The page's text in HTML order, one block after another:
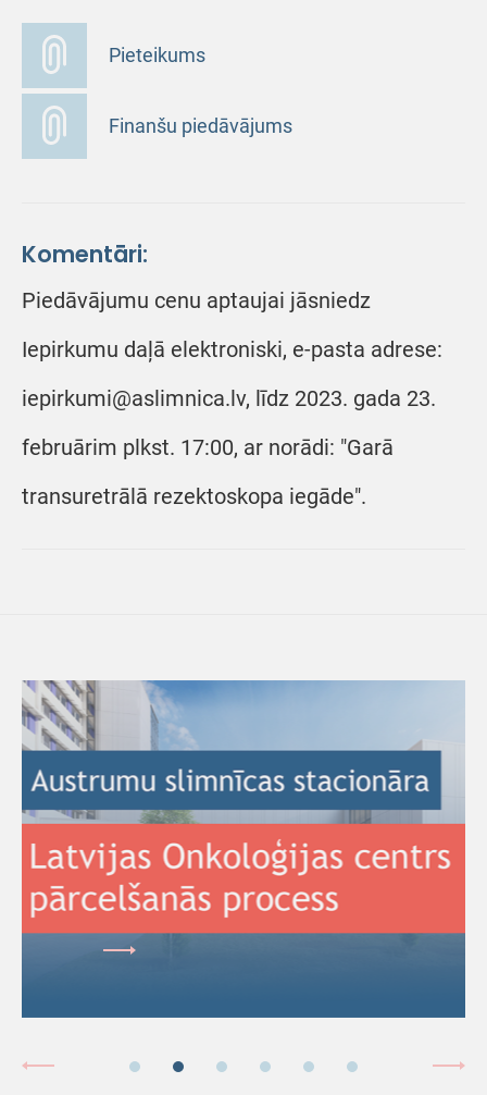
Pieteikums
Finanšu piedāvājums
Komentāri:
Piedāvājumu cenu aptaujai jāsniedz
Iepirkumu daļā elektroniski, e-pasta adrese:
iepirkumi@aslimnica.lv, līdz 2023. gada 23.
februārim plkst. 17:00, ar norādi: "Garā
transuretrālā rezektoskopa iegāde".